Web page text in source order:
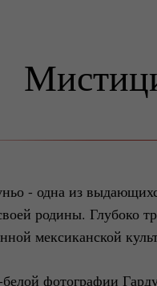
- одна из
родины. Глубоко
мексиканской
фотографии